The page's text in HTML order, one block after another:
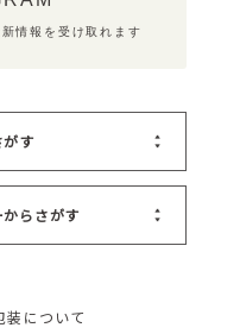
情報を受け取れます
がす
らさがす
装について